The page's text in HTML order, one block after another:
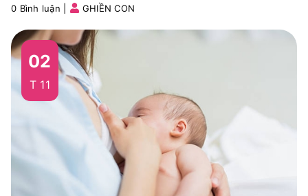
0 Bình luận GHIỀN CON
02
T 11